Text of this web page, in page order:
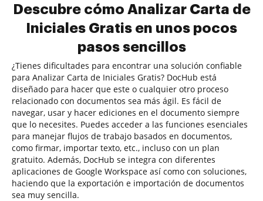
Descubre cómo Analizar Carta de
Iniciales Gratis en unos pocos
pasos sencillos
¿Tienes dificultades para encontrar una solución confiable
para Analizar Carta de Iniciales Gratis? DocHub está
diseñado para hacer que este o cualquier otro proceso
relacionado con documentos sea más ágil. Es fácil de
navegar, usar y hacer ediciones en el documento siempre
que lo necesites. Puedes acceder a las funciones esenciales
para manejar flujos de trabajo basados en documentos,
como firmar, importar texto, etc., incluso con un plan
gratuito. Además, DocHub se integra con diferentes
aplicaciones de Google Workspace así como con soluciones,
haciendo que la exportación e importación de documentos
sea muy sencilla.